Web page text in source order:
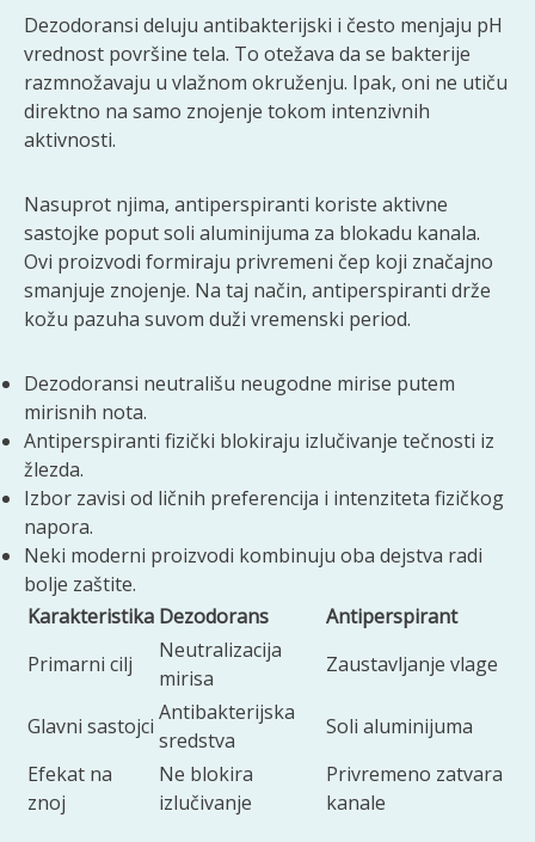
Dezodoransi deluju antibakterijski i često menjaju pH
vrednost površine tela. To otežava da se bakterije
razmnožavaju u vlažnom okruženju. Ipak, oni ne utiču
direktno na samo znojenje tokom intenzivnih
aktivnosti.
Nasuprot njima, antiperspiranti koriste aktivne
sastojke poput soli aluminijuma za blokadu kanala.
Ovi proizvodi formiraju privremeni čep koji značajno
smanjuje znojenje. Na taj način, antiperspiranti drže
kožu pazuha suvom duži vremenski period.
Dezodoransi neutrališu neugodne mirise putem
mirisnih nota.
Antiperspiranti fizički blokiraju izlučivanje tečnosti iz
žlezda.
Izbor zavisi od ličnih preferencija i intenziteta fizičkog
napora.
Neki moderni proizvodi kombinuju oba dejstva radi
bolje zaštite.
Karakteristika Dezodorans
Antiperspirant
Primarni cilj
Neutralizacija
mirisa
Zaustavljanje vlage
Glavni sastojci
Antibakterijska
sredstva
Soli aluminijuma
Efekat na
znoj
Ne blokira
izlučivanje
Privremeno zatvara
kanale